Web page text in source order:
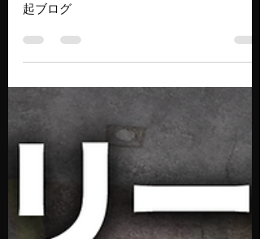
kea-nagoya
2025年6月16日
読了時間: 4分
【注意喚起】栄4丁目で起きた
「美人局」の事件──夜の街で
気をつけたいこと
名古屋栄４丁目で起きた美人局事件の注意喚